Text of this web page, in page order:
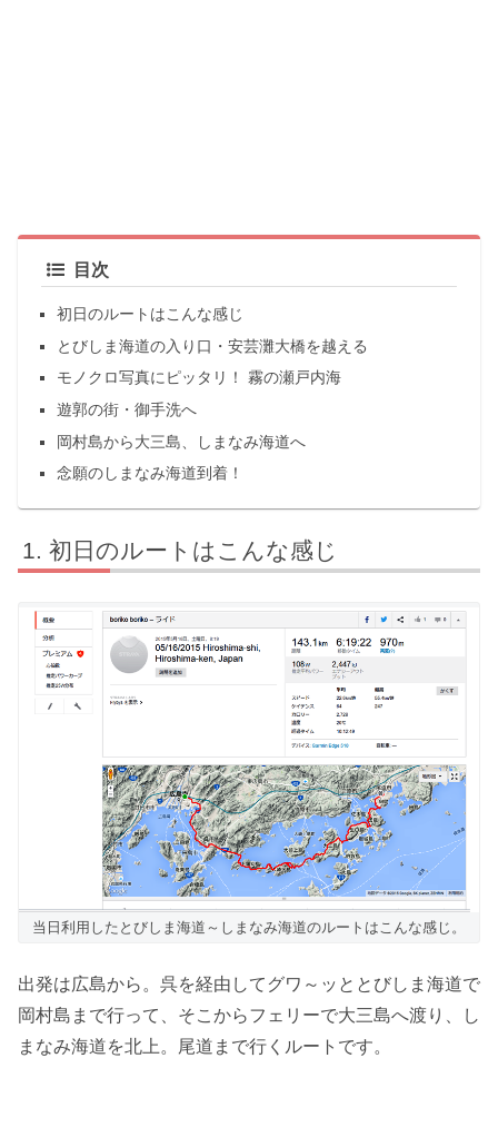
目次
初日のルートはこんな感じ
とびしま海道の入り口・安芸灘大橋を越える
モノクロ写真にピッタリ！ 霧の瀬戸内海
遊郭の街・御手洗へ
岡村島から大三島、しまなみ海道へ
念願のしまなみ海道到着！
初日のルートはこんな感じ
当日利用したとびしま海道～しまなみ海道のルートはこんな感じ。
出発は広島から。呉を経由してグワ～ッととびしま海道で
岡村島まで行って、そこからフェリーで大三島へ渡り、し
まなみ海道を北上。尾道まで行くルートです。